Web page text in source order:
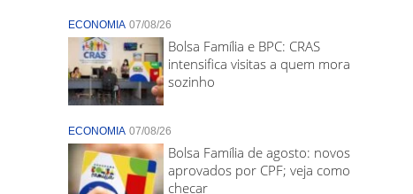
ECONOMIA 07/08/26
Bolsa Família e BPC: CRAS
intensifica visitas a quem mora
sozinho
ECONOMIA 07/08/26
Bolsa Família de agosto: novos
aprovados por CPF; veja como
checar